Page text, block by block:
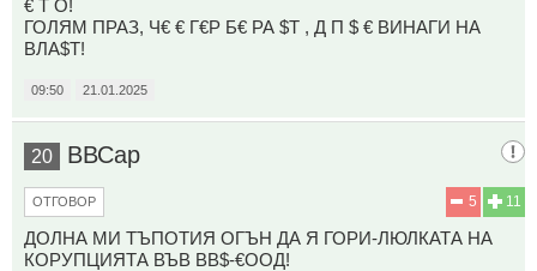
€ Т О!
ГОЛЯМ ПРАЗ, Ч€ € Г€Р Б€ РА $Т , Д П $ € ВИНАГИ НА
ВЛА$Т!
09:50 21.01.2025
20 ВВСар
11
5
ОТГОВОР
ДОЛНА МИ ТЪПОТИЯ ОГЪН ДА Я ГОРИ-ЛЮЛКАТА НА
КОРУПЦИЯТА ВЪВ ВВ$-€ООД!